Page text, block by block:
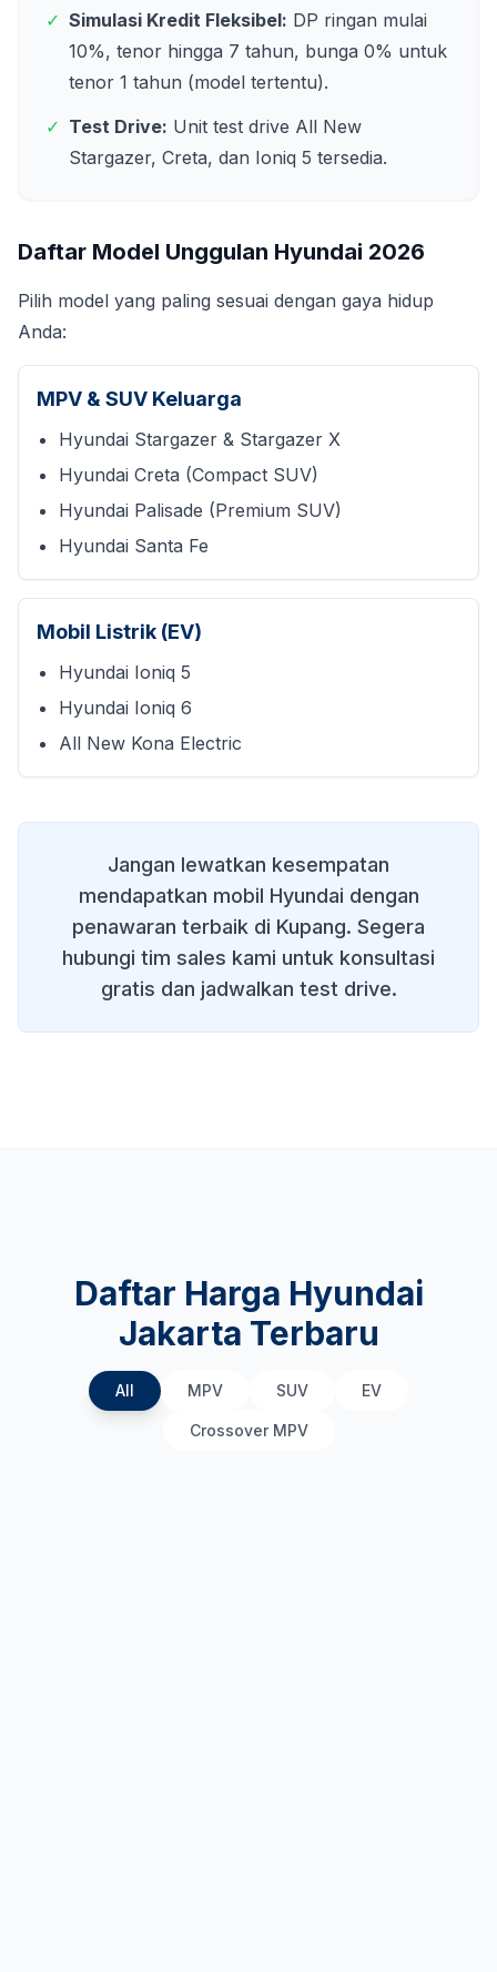
✓ Simulasi Kredit Fleksibel: DP ringan mulai
10%, tenor hingga 7 tahun, bunga 0% untuk
tenor 1 tahun (model tertentu).
✓ Test Drive: Unit test drive All New
Stargazer, Creta, dan Ioniq 5 tersedia.
Daftar Model Unggulan Hyundai 2026
Pilih model yang paling sesuai dengan gaya hidup
Anda:
MPV & SUV Keluarga
Hyundai Stargazer & Stargazer X
Hyundai Creta (Compact SUV)
Hyundai Palisade (Premium SUV)
Hyundai Santa Fe
Mobil Listrik (EV)
Hyundai Ioniq 5
Hyundai Ioniq 6
All New Kona Electric
Jangan lewatkan kesempatan
mendapatkan mobil Hyundai dengan
penawaran terbaik di Kupang. Segera
hubungi tim sales kami untuk konsultasi
gratis dan jadwalkan test drive.
Daftar Harga Hyundai
Jakarta Terbaru
All MPV SUV EV
Crossover MPV